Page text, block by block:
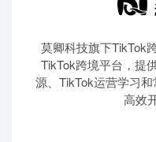
莫卿科技旗下TikTok
TikTok跨境平台，提
源、TikTok运营学习
高效